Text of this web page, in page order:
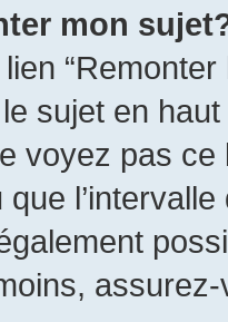
mon
sujet en haut
voyez pas